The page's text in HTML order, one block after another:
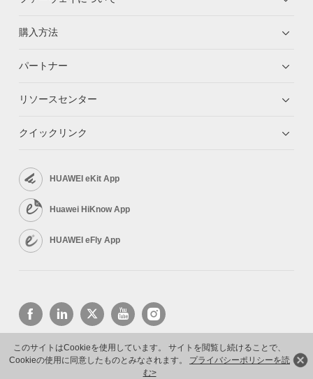
このサイトはCookieを使用しています。 サイトを閲覧し続けることで、
Cookieの使用に同意したものとみなされます。 プライバシーポリシーを読
む>
購入方法
パートナー
リソースセンター
クイックリンク
HUAWEI eKit App
Huawei HiKnow App
HUAWEI eFly App
Copyright © 2026 Huawei Technologies Co., Ltd. All rights reserved.
プライバシーポリシー